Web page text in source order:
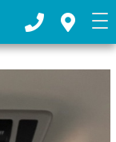
賀郡野木町